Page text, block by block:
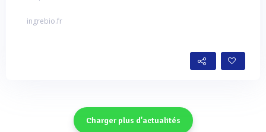
ingrebio.fr
Charger plus d'actualités